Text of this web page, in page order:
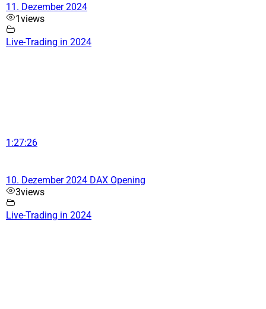
11. Dezember 2024
1views
Live-Trading in 2024
1:27:26
10. Dezember 2024 DAX Opening
3views
Live-Trading in 2024